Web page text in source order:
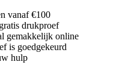
vanaf €100
drukproef
gemakkelijk online
is goedgekeurd
hulp